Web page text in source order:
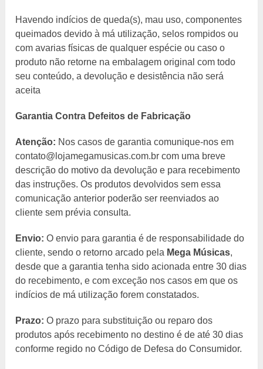
Havendo indícios de queda(s), mau uso, componentes
queimados devido à má utilização, selos rompidos ou
com avarias físicas de qualquer espécie ou caso o
produto não retorne na embalagem original com todo
seu conteúdo, a devolução e desistência não será
aceita
Garantia Contra Defeitos de Fabricação
Atenção: Nos casos de garantia comunique-nos em
contato@lojamegamusicas.com.br com uma breve
descrição do motivo da devolução e para recebimento
das instruções. Os produtos devolvidos sem essa
comunicação anterior poderão ser reenviados ao
cliente sem prévia consulta.
Envio:O envio para garantia é de responsabilidade do
cliente, sendo o retorno arcado pela Mega Músicas,
desde que a garantia tenha sido acionada entre 30 dias
do recebimento, e com exceção nos casos em que os
indícios de má utilização forem constatados.
Prazo: O prazo para substituição ou reparo dos
produtos após recebimento no destino é de até 30 dias
conforme regido no Código de Defesa do Consumidor.